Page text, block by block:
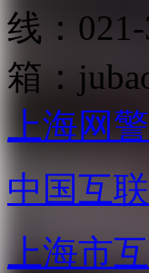
线：
箱：
上海网
中国互
上海市